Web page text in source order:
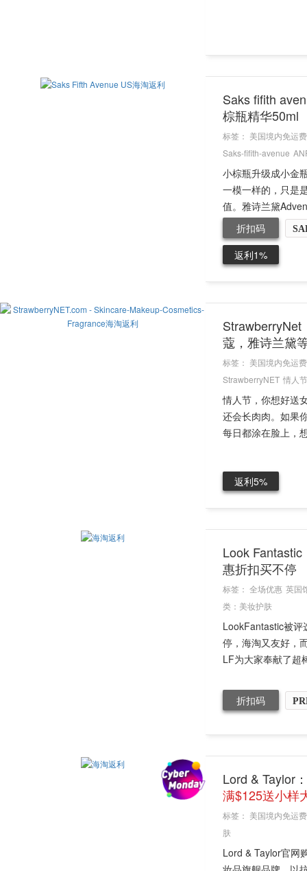
Saks fifith
棕瓶精华50ml
标签： 美国境内免运费
Saks-fifith-avenue
小棕瓶升级成小金
一模一样的，只是
值。雅诗兰黛
折扣码
返利1%
StrawberryNet
蔻，雅诗兰黛
标签： 美国境内免运费
StrawberryNET 情人节
情人节，你想好送
还会长肉肉。如果
每日都涂在脸上，
返利5%
Look
惠折扣买不停
标签： 全场优惠 英国
类： 美妆护肤
LookFantastic被评
停，海淘又友好，
LF为大家奉献了超
折扣码
Lord & Taylor
满$125送小样
标签： 美国境内免运费
肤
Lord & Taylor官网